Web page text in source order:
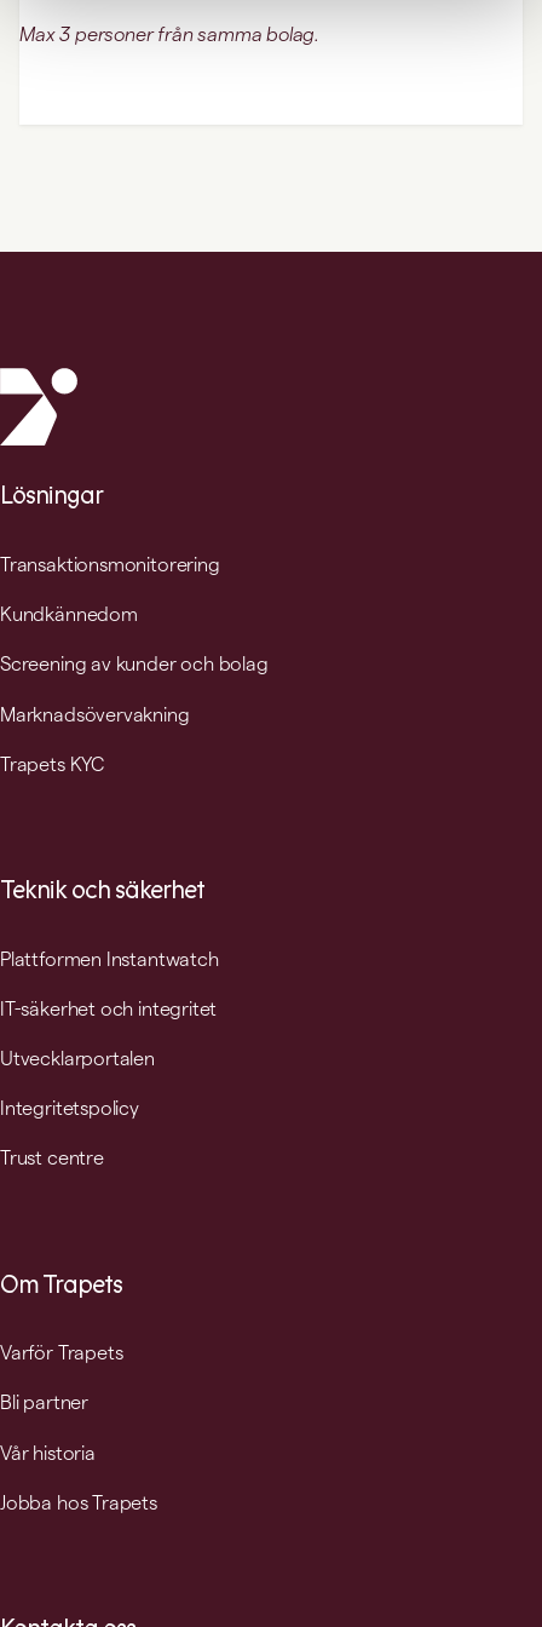
Max 3 personer från samma bolag.
Lösningar
Transaktionsmonitorering
Kundkännedom
Screening av kunder och bolag
Marknadsövervakning
Trapets KYC
Teknik och säkerhet
Plattformen Instantwatch
IT-säkerhet och integritet
Utvecklarportalen
Integritetspolicy
Trust centre
Om Trapets
Varför Trapets
Bli partner
Vår historia
Jobba hos Trapets